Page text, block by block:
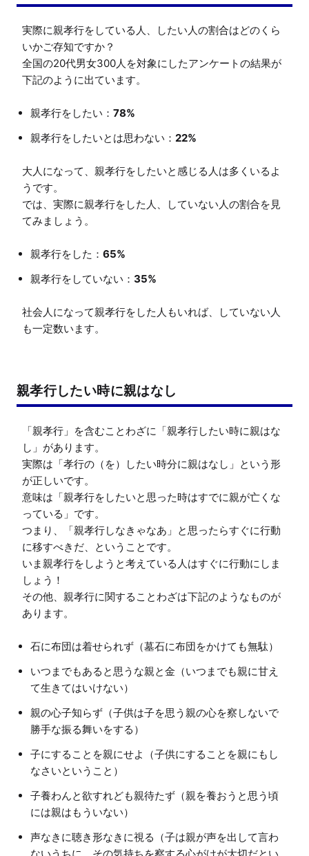
実際に親孝行をしている人、したい人の割合はどのくら
いかご存知ですか？
全国の20代男女300人を対象にしたアンケートの結果が
親孝行をしたい： 78%
親孝行をしたいとは思わない： 22%
大人になって、親孝行をしたいと感じる人は多くいるよ
うです。
では、実際に親孝行をした人、していない人の割合を見
親孝行をした： 65%
親孝行をしていない： 35%
社会人になって親孝行をした人もいれば、していない人
親孝行したい時に親はなし
「親孝行」を含むことわざに「親孝行したい時に親はな
し」があります。
実際は「孝行の（を）したい時分に親はなし」という形
が正しいです。
意味は「親孝行をしたいと思った時はすでに親が亡くな
っている」です。
つまり、「親孝行しなきゃなあ」と思ったらすぐに行動
に移すべきだ、ということです。
いま親孝行をしようと考えている人はすぐに行動にしま
しょう！
その他、親孝行に関することわざは下記のようなものが
石に布団は着せられず（墓石に布団をかけても無駄）
いつまでもあると思うな親と金（いつまでも親に甘え
て生きてはいけない）
親の心子知らず（子供は子を思う親の心を察しないで
勝手な振る舞いをする）
子にすることを親にせよ（子供にすることを親にもし
なさいということ）
子養わんと欲すれども親待たず（親を養おうと思う頃
には親はもういない）
声なきに聴き形なきに視る（子は親が声を出して言わ